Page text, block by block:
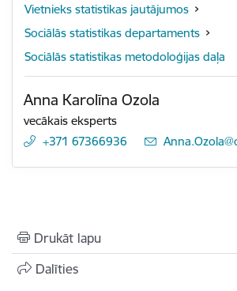
Vietnieks statistikas jautājumos
Sociālās statistikas departaments
Sociālās statistikas metodoloģijas daļa
Anna Karolīna Ozola
vecākais eksperts
+371 67366936
E-pasts:
Drukāt lapu
Dalīties